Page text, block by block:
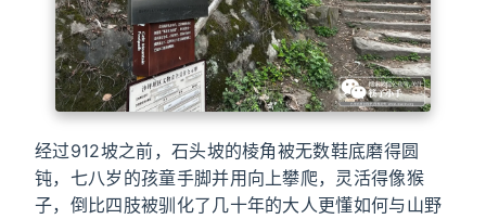
经过912坡之前，石头坡的棱角被无数鞋底磨得圆
钝，七八岁的孩童手脚并用向上攀爬，灵活得像猴
子，倒比四肢被驯化了几十年的大人更懂如何与山野